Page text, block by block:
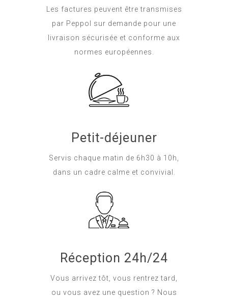
Les factures peuvent être transmises
par Peppol sur demande pour une
livraison sécurisée et conforme aux
normes européennes.
Petit-déjeuner
Servis chaque matin de 6h30 à 10h,
dans un cadre calme et convivial.
Réception 24h/24
Vous arrivez tôt, vous rentrez tard,
ou vous avez une question ? Nous